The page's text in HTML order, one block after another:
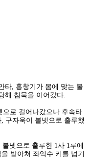
타, 홍창기가 몸에 맞는 볼
해 침묵을 이어갔다.
으로 걸어나갔으나 후속타
구자욱이 볼넷으로 출루했
넷으로 출루한 1사 1루에
받아쳐 좌익수 키를 넘기